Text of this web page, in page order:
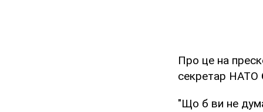
Про це на
секретар НАТО
"Що б ви не